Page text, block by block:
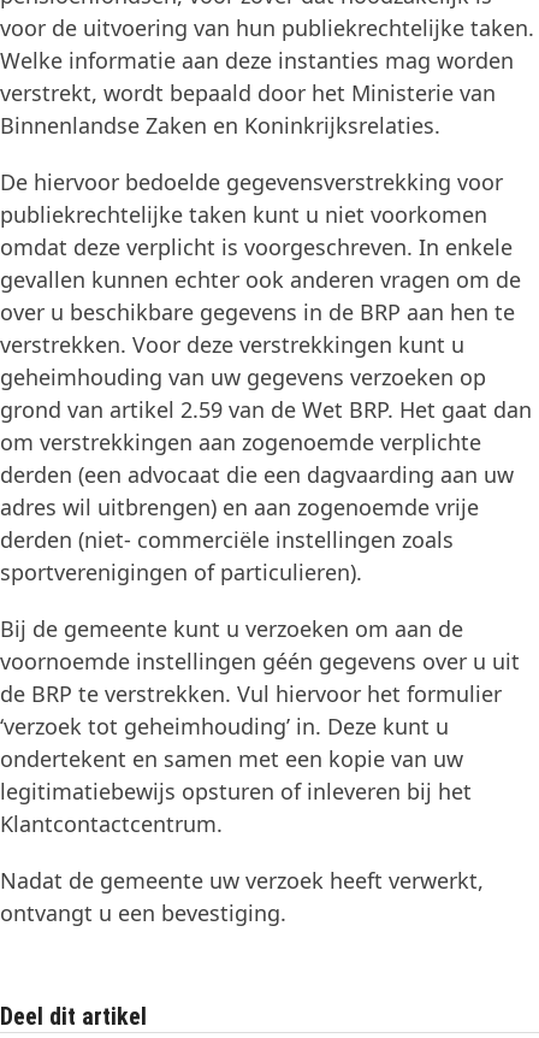
voor de uitvoering van hun publiekrechtelijke taken.
Welke informatie aan deze instanties mag worden
verstrekt, wordt bepaald door het Ministerie van
Binnenlandse Zaken en Koninkrijksrelaties.
De hiervoor bedoelde gegevensverstrekking voor
publiekrechtelijke taken kunt u niet voorkomen
omdat deze verplicht is voorgeschreven. In enkele
gevallen kunnen echter ook anderen vragen om de
over u beschikbare gegevens in de BRP aan hen te
verstrekken. Voor deze verstrekkingen kunt u
geheimhouding van uw gegevens verzoeken op
grond van artikel 2.59 van de Wet BRP. Het gaat dan
om verstrekkingen aan zogenoemde verplichte
derden (een advocaat die een dagvaarding aan uw
adres wil uitbrengen) en aan zogenoemde vrije
derden (niet- commerciële instellingen zoals
sportverenigingen of particulieren).
Bij de gemeente kunt u verzoeken om aan de
voornoemde instellingen géén gegevens over u uit
de BRP te verstrekken. Vul hiervoor het formulier
‘verzoek tot geheimhouding’ in. Deze kunt u
ondertekent en samen met een kopie van uw
legitimatiebewijs opsturen of inleveren bij het
Klantcontactcentrum.
Nadat de gemeente uw verzoek heeft verwerkt,
ontvangt u een bevestiging.
Deel dit artikel